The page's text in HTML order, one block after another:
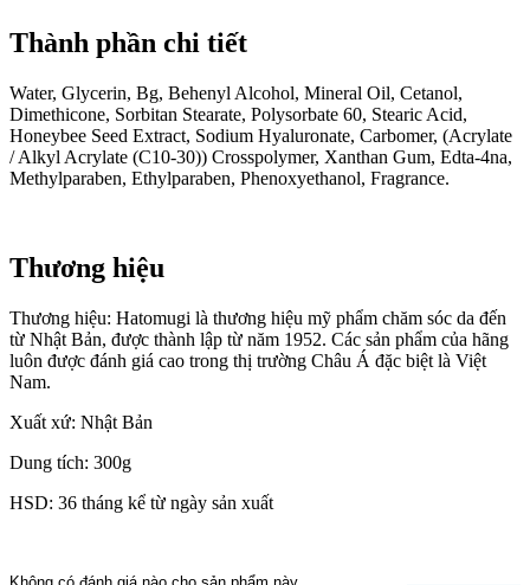
Thành phần chi tiết
Water, Glycerin, Bg, Behenyl Alcohol, Mineral Oil, Cetanol,
Dimethicone, Sorbitan Stearate, Polysorbate 60, Stearic Acid,
Honeybee Seed Extract, Sodium Hyaluronate, Carbomer, (Acrylate
/ Alkyl Acrylate (C10-30)) Crosspolymer, Xanthan Gum, Edta-4na,
Methylparaben, Ethylparaben, Phenoxyethanol, Fragrance.
Thương hiệu
Thương hiệu: Hatomugi là thương hiệu mỹ phẩm chăm sóc da đến
từ Nhật Bản, được thành lập từ năm 1952. Các sản phẩm của hãng
luôn được đánh giá cao trong thị trường Châu Á đặc biệt là Việt
Nam.
Xuất xứ: Nhật Bản
Dung tích: 300g
HSD: 36 tháng kể từ ngày sản xuất